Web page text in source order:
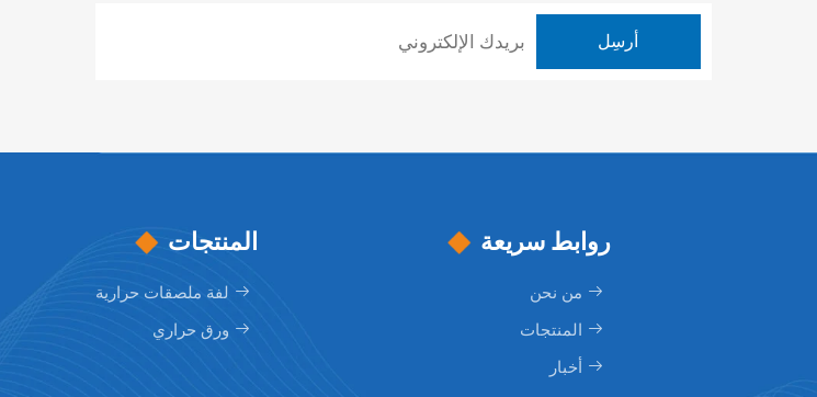
روابط سريعة
من نحن
المنتجات
أخبار
المنتجات
لفة ملصقات حرارية
ورق حراري